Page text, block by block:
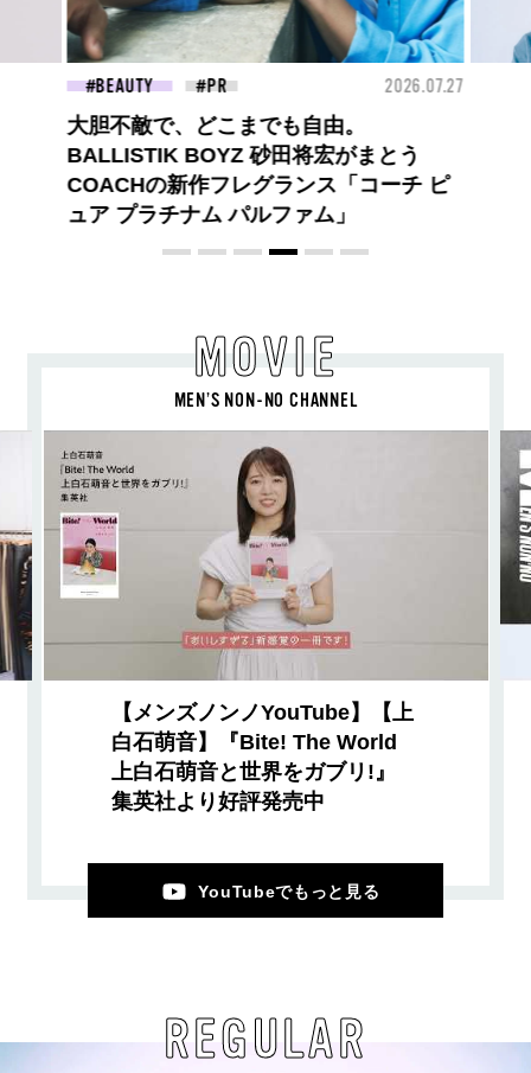
BEAUTY 2026.07.09
夏のパーマ、さらにあか抜け。N.（エヌ
ドット）のスタイリングアイテムで作る
旬ヘアのテクニックを、人気３サロンに
教わった！
MOVIE
MEN’S NON-NO CHANNEL
【メンズノンノYouTube】【上
白石萌音】『Bite! The World
上白石萌音と世界をガブリ!』
集英社より好評発売中
YouTubeでもっと見る
REGULAR